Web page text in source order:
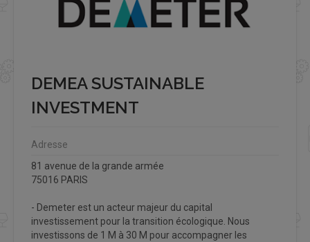
DEMEA SUSTAINABLE
INVESTMENT
Adresse
81 avenue de la grande armée
75016 PARIS
- Demeter est un acteur majeur du capital
investissement pour la transition écologique. Nous
investissons de 1 M à 30 M pour accompagner les